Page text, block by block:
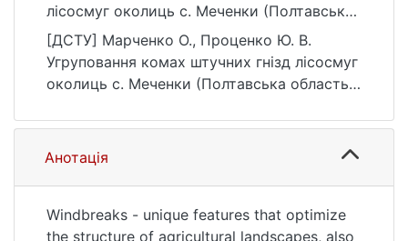
лісосмуг околиць с. Меченки (Полтавська
область). У Шевченківська весна:
досягнення в науках про життя /
Advancements in life sciences.
9
[ДСТУ] Марченко О., Проценко Ю. В.
Угруповання комах штучних гнізд лісосмуг
околиць с. Меченки (Полтавська область).
про життя / Advancements in life sciences :
матеріали конф. Київ : Київський
національний університет імені Тараса
https://ir.library.knu.ua/handle/15071834/508
9 (дата звернення: 25.07.2026).
Анотація
Windbreaks - unique features that optimize
the structure of agricultural landscapes, also